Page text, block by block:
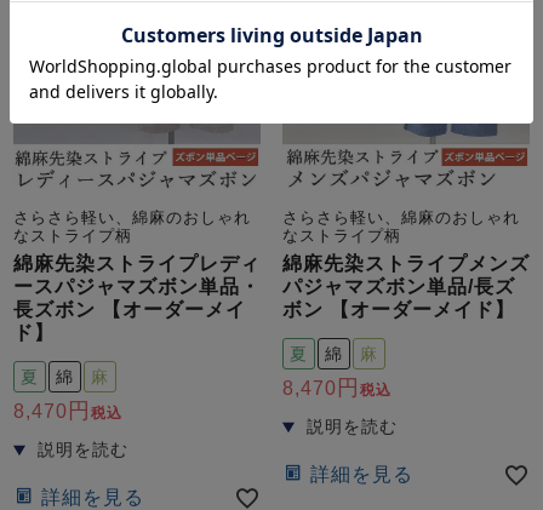
さらさら軽い、綿麻のおしゃれ
なストライプ柄
綿麻先染ストライプレディ
ースパジャマズボン単品・
長ズボン 【オーダーメイ
ド】
夏 綿 麻
8,470 税込
詳細を見る
さらさら軽い、綿麻のおしゃれ
なストライプ柄
綿麻先染ストライプメンズ
パジャマズボン単品/長ズ
ボン 【オーダーメイド】
夏 綿 麻
8,470 税込
詳細を見る